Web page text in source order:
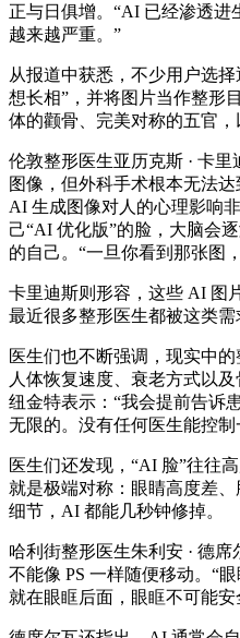
正与日俱增。“AI 已经渗透进
越来越严重。”
从报道中获悉，不少用户选
想长相”，并将图片当作整形
体的颧骨、完美对称的五官，
伦敦整形医生亚历克斯 · 卡
图像，但外科手术根本无法
AI 生成图像对人的心理影响
己“AI 优化版”的脸，大脑会
的自己。“一旦你看到那张图
卡里迪斯则形容，这些 AI 图
最近很多整形医生都被这类需
医生们也不断强调，现实中
人体恢复速度、衰老方式以
纽金特表示：“我会提前告诉
无限的。没有任何医生能控制
医生们还发现，“AI 脸”往往
就是极端对称：眼睛高度差
细节，AI 都能几秒钟修掉。
哈利街整形医生朱利安 · 德
不能像 PS 一样随便移动。“
就在眼眶后面，眼眶不可能安